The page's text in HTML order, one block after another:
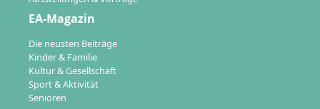
EA-Magazin
Die neusten Beiträge
Kinder & Familie
Kultur & Gesellschaft
Sport & Aktivität
Senioren